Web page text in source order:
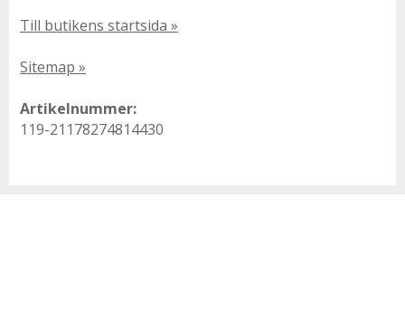
Till butikens startsida »
Sitemap »
Artikelnummer:
119-21178274814430